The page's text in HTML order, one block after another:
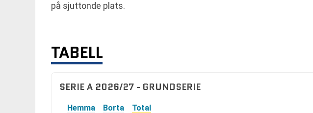
på sjuttonde plats.
TABELL
SERIE A 2026/27 - GRUNDSERIE
Hemma Borta Total